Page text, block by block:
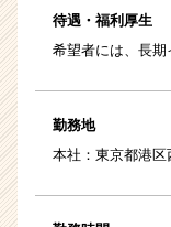
待遇・福利厚生
希望者には、長期
勤務地
本社：東京都港